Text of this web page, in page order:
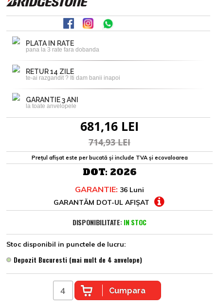
PLATA IN RATE
pana la 3 rate fara dobanda
RETUR 14 ZILE
te-ai razgandit ? Iti dam banii inapoi
GARANTIE 3 ANI
la toate anvelopele
681,16 LEI
714,93 LEI
Prețul afișat este per bucată și include TVA și ecovaloarea
DOT: 2026
GARANTIE: 36 Luni
GARANTĂM DOT-UL AFIȘAT
DISPONIBILITATE: IN STOC
Stoc disponibil in punctele de lucru:
Depozit Bucuresti (mai mult de 4 anvelope)
Cumpara